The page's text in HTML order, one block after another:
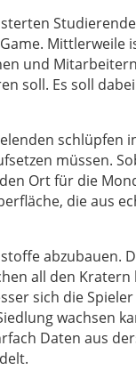
Mittlerweile
und
soll. Es soll
schlüpfen
müssen.
Ort für die
die aus
abzubauen.
all den
sich die
wachsen
Daten aus